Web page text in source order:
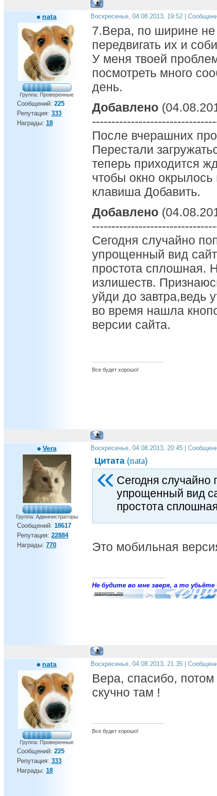
nata
Группа: Проверенные
Сообщений: 225
Репутация: 333
Награды: 18
Воскресенье, 04.08.2013, 19:52 |
7.Вера, по ширине не
передвигать их и
У меня твоей
посмотреть много
день.
Добавлено
После вчерашних
Перестали
теперь приходится
чтобы окно
клавиша Добавить.
Добавлено
Сегодня случайно
упрощенный вид
простота сплошная.
излишеств.
уйди до завтра,ведь
во время нашла
версии сайта.
Все будет хорошо!
Vera
Группа: Администраторы
Сообщений: 18617
Репутация: 22884
Награды: 770
Воскресенье, 04.08.2013, 20:45 |
Цитата (nata)
Сегодня случайно
упрощенный вид
простота
Это мобильная
Не будите во мне зверя, а то убьёте
nata
Группа: Проверенные
Сообщений: 225
Репутация: 333
Награды: 18
Воскресенье, 04.08.2013, 21:35 |
Вера, спасибо,
скучно там !
Все будет хорошо!